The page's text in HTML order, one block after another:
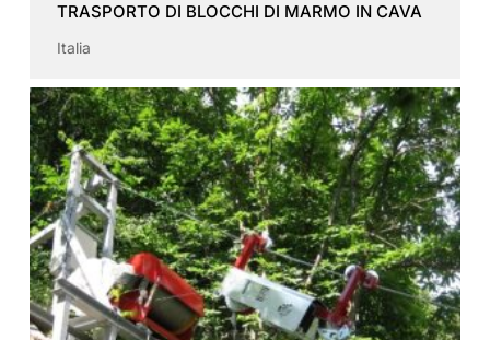
TRASPORTO DI BLOCCHI DI MARMO IN CAVA
Italia